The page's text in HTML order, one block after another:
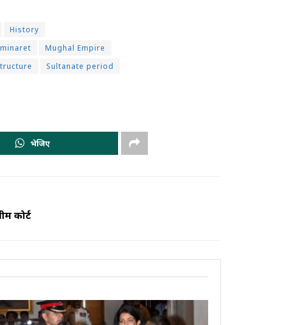
History
minaret
Mughal Empire
Sultanate period
भेजिए
कोर्ट